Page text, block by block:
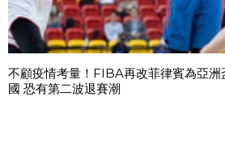
不顧疫情考量！FIBA再改菲律賓為亞洲
國 恐有第二波退賽潮